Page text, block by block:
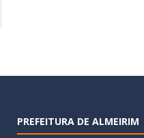
PREFEITURA DE ALMEIRIM